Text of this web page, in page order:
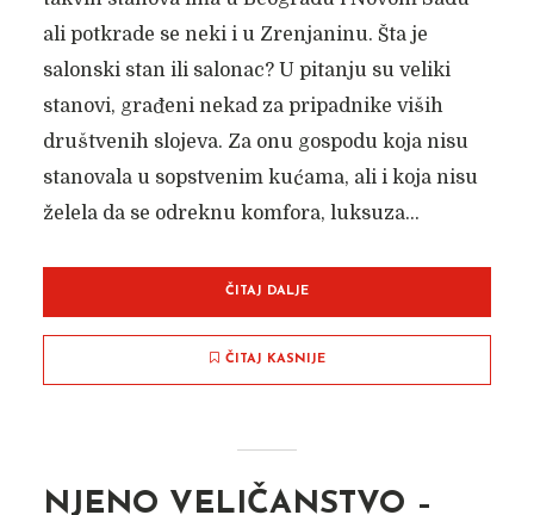
ali potkrade se neki i u Zrenjaninu. Šta je
salonski stan ili salonac? U pitanju su veliki
stanovi, građeni nekad za pripadnike viših
društvenih slojeva. Za onu gospodu koja nisu
stanovala u sopstvenim kućama, ali i koja nisu
želela da se odreknu komfora, luksuza...
ČITAJ DALJE
ČITAJ KASNIJE
NJENO VELIČANSTVO –